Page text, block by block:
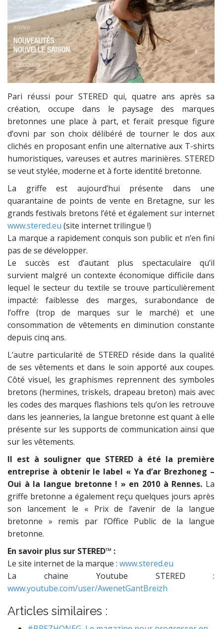
Pari réussi pour STERED qui, quatre ans après sa
création, occupe dans le paysage des marques
bretonnes une place à part, et ferait presque figure
d’ovni par son choix délibéré de tourner le dos aux
clichés en proposant enfin une alternative aux T-shirts
humoristiques, vareuses et autres marinières. STERED
se veut stylée, moderne et à forte identité bretonne.
La griffe est aujourd’hui présente dans une
quarantaine de points de vente en Bretagne, sur les
grands festivals bretons l’été et également sur internet
www.stered.eu (site internet trilingue !)
La marque a rapidement conquis son public et n’en fini
pas de se développer.
Le succès est d’autant plus spectaculaire qu’il
survient malgré un contexte économique difficile dans
lequel le secteur du textile se trouve particulièrement
impacté: faiblesse des marges, surabondance de
l’offre (trop de marques sur le marché) et une
consommation de vêtements en diminution constante
depuis cinq ans.
L’autre particularité de STERED réside dans la qualité
de ses vêtements et dans le soin apporté aux coupes.
Côté visuel, les graphismes reprennent des symboles
bretons (hermines, triskels, drapeau breton) mais avec
les codes des marques flashions tels qu’on les retrouve
dans les jeanneries, la langue bretonne est quant à elle
présente sur les supports de communication ainsi que
sur les vêtements.
Il est à souligner que STERED à été la première
entreprise à obtenir le label « Ya d’ar Brezhoneg –
Oui à la langue bretonne ! » en 2010 à Rennes. La
griffe bretonne a également reçu quelques jours après
son lancement le « Prix de l’avenir de la langue
bretonne » remis par l’Office Public de la langue
bretonne.
En savoir plus sur STERED™ :
Le site internet de la marque : www.stered.eu
La chaine Youtube STERED :
www.youtube.com/user/AwenetGantBreizh
Articles similaires :